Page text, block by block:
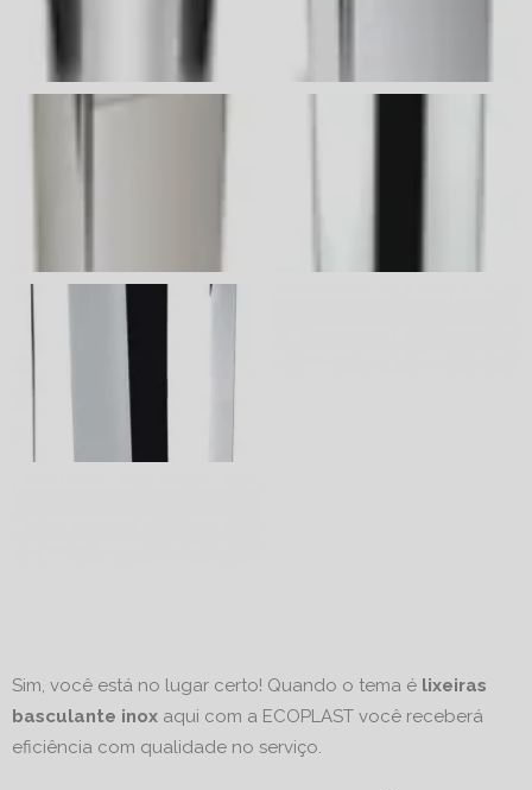
Sim, você está no lugar certo! Quando o tema é lixeiras
basculante inox aqui com a ECOPLAST você receberá
eficiência com qualidade no serviço.